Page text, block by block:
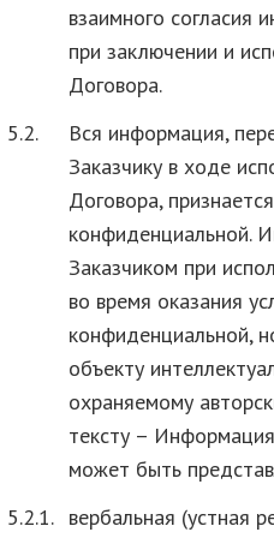
взаимного согласия
при заключении и
Договора.
5.2.
Вся информация,
Заказчику в ходе
Договора,
конфиденциальной.
Заказчиком при
во время оказания
конфиденциальной,
объекту
охраняемому
тексту –
может быть
5.2.1. вербальная (устная